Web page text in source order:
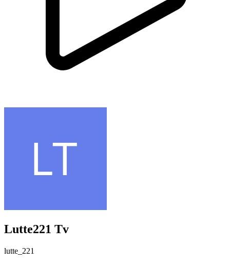
Lutte221 Tv
lutte_221